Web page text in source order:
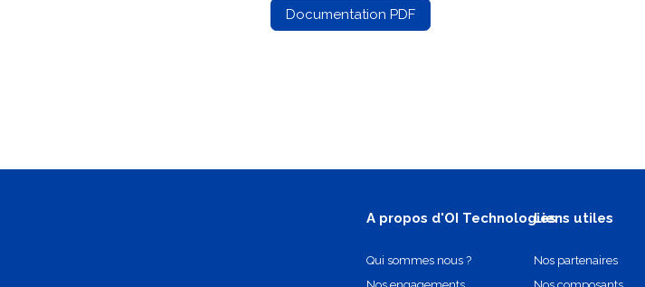
Documentation PDF
A propos d'OI Technologies
Qui sommes nous ?
Liens utiles
Nos partenaires